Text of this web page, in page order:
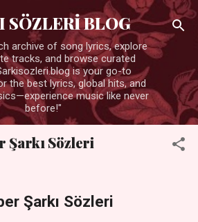
Ana içeriğe atla
SÖZLERİ BLOG
archive of song lyrics, explore
tracks, and browse curated
is your go-to
the best lyrics, global hits, and
music like never
before!"
Şarkı Sözleri
Şarkı Sözleri